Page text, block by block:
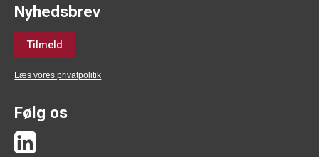
Nyhedsbrev
Tilmeld
Læs vores privatpolitik
Følg os